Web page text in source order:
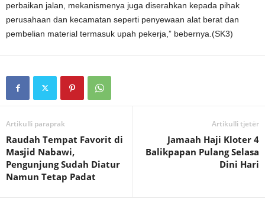
perbaikan jalan, mekanismenya juga diserahkan kepada pihak
perusahaan dan kecamatan seperti penyewaan alat berat dan
pembelian material termasuk upah pekerja,” bebernya.(SK3)
Artikulli paraprak
Raudah Tempat Favorit di
Masjid Nabawi,
Pengunjung Sudah Diatur
Namun Tetap Padat
Artikulli tjetër
Jamaah Haji Kloter 4
Balikpapan Pulang Selasa
Dini Hari